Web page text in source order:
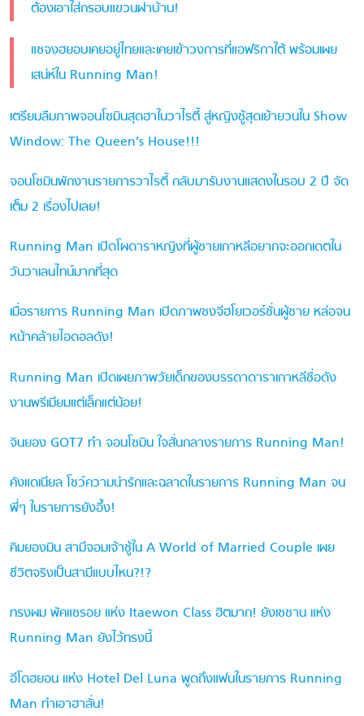
ต้องเอาใส่กรอบแขวนฝาบ้าน!
แชจงฮยอบเคยอยู่ไทยและเคยเข้าวงการที่แอฟริกาใต้ พร้อมเผย
เสน่ห์ใน Running Man!
เตรียมลืมภาพจอนโซมินสุดฮาในวาไรตี้ สู่หญิงชู้สุดเย้ายวนใน Show
Window: The Queen’s House!!!
จอนโซมินพักงานรายการวาไรตี้ กลับมารับงานแสดงในรอบ 2 ปี จัด
เต็ม 2 เรื่องไปเลย!
Running Man เปิดโผดาราหญิงที่ผู้ชายเกาหลีอยากจะออกเดตใน
วันวาเลนไทน์มากที่สุด
เมื่อรายการ Running Man เปิดภาพซงจีฮโยเวอร์ชั่นผู้ชาย หล่อจน
หน้าคล้ายไอดอลดัง!
Running Man เปิดเผยภาพวัยเด็กของบรรดาดาราเกาหลีชื่อดัง
งานพรีเมียมแต่เล็กแต่น้อย!
จินยอง GOT7 ทำ จอนโซมิน ใจสั่นกลางรายการ Running Man!
คังแดเนียล โชว์ความน่ารักและฉลาดในรายการ Running Man จน
พี่ๆ ในรายการยังอึ้ง!
คิมยองมิน สามีจอมเจ้าชู้ใน A World of Married Couple เผย
ชีวิตจริงเป็นสามีแบบไหน?!?
ทรงผม พัคแซรอย แห่ง Itaewon Class ฮิตมาก! ยังเซชาน แห่ง
Running Man ยังไว้ทรงนี้
อีโดฮยอน แห่ง Hotel Del Luna พูดถึงแฟนในรายการ Running
Man ทำเอาฮาลั่น!